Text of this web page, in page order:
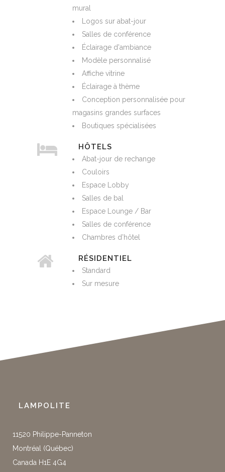
mural
Logos sur abat-jour
Salles de conférence
Éclairage d'ambiance
Modèle personnalisé
Affiche vitrine
Éclairage à thème
Conception personnalisée pour
magasins grandes surfaces
Boutiques spécialisées
HÔTELS
Abat-jour de rechange
Couloirs
Espace Lobby
Salles de bal
Espace Lounge / Bar
Salles de conférence
Chambres d’hôtel
RÉSIDENTIEL
Standard
Sur mesure
LAMPOLITE
11520 Philippe-Panneton
Montréal (Québec)
Canada H1E 4G4